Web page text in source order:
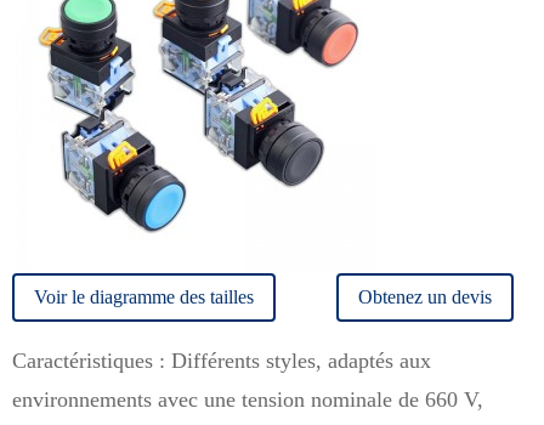
Voir le diagramme des tailles Obtenez un devis
Caractéristiques : Différents styles, adaptés aux
environnements avec une tension nominale de 660 V,